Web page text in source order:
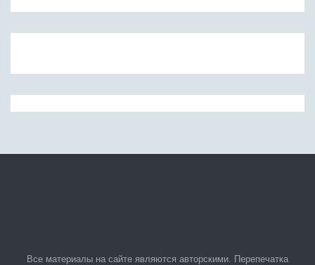
Все материалы на сайте являются авторскими. Перепечатка